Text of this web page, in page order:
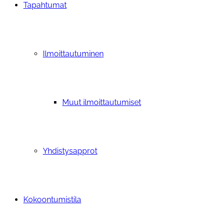
Tapahtumat
Ilmoittautuminen
Muut ilmoittautumiset
Yhdistysapprot
Kokoontumistila